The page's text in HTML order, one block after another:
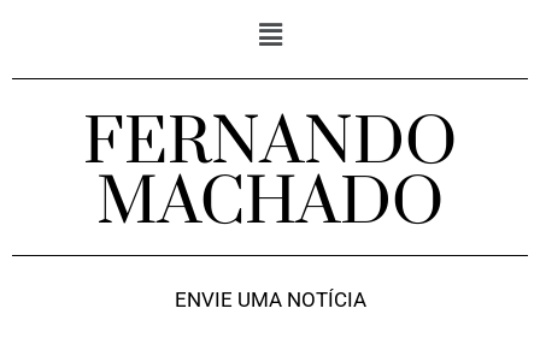
FERNANDO
MACHADO
ENVIE UMA NOTÍCIA